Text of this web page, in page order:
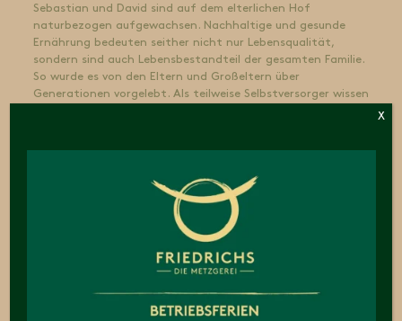
Sebastian und David sind auf dem elterlichen Hof
naturbezogen aufgewachsen. Nachhaltige und gesunde
Ernährung bedeuten seither nicht nur Lebensqualität,
sondern sind auch Lebensbestandteil der gesamten Familie.
So wurde es von den Eltern und Großeltern über
Generationen vorgelebt. Als teilweise Selbstversorger wissen
naturbezogenen Landwirtschaft. Tierschutz, Regionalität
und der Respekt vor der Natur und den Landwirten sind uns
X